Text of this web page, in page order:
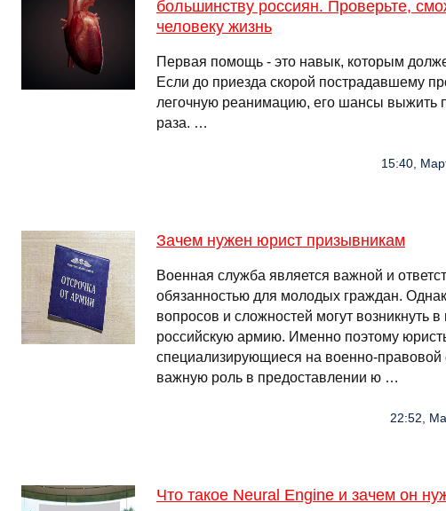
большинству россиян. Проверьте,
человеку жизнь
Первая помощь - это навык, которым
Если до приезда скорой пострадавшему
легочную реанимацию, его шансы выжить
раза. …
15:40,
Зачем нужен юрист призывникам
Военная служба является важной и
обязанностью для молодых граждан.
вопросов и сложностей могут возникнуть
российскую армию. Именно поэтому
специализирующиеся на военно-правовой
важную роль в предоставлении ю …
22:52,
Что такое Neural Engine и зачем он